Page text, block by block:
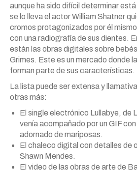
aunque ha sido difícil determinar
se lo lleva el actor William Shatner
cromos protagonizados por él
con una radiografía de sus dientes.
están las obras digitales sobre
Grimes. Este es un mercado donde
forman parte de sus características.
La lista puede ser extensa y
otras más:
El single electrónico Lullabye, de
venía acompañado por un GIF
adornado de mariposas.
El chaleco digital con detalles de
Shawn Mendes.
El video de las obras de arte de